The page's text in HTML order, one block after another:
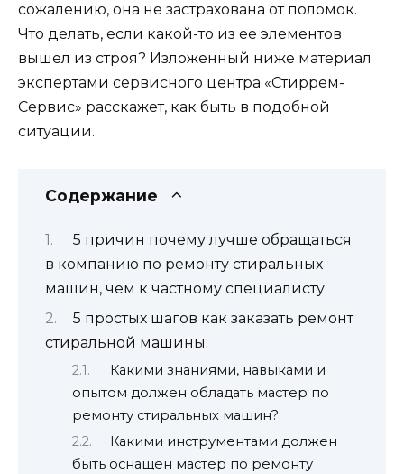
сожалению, она не застрахована от поломок.
Что делать, если какой-то из ее элементов
вышел из строя? Изложенный ниже материал
экспертами сервисного центра «Стиррем-
Сервис» расскажет, как быть в подобной
ситуации.
Содержание
5 причин почему лучше обращаться
в компанию по ремонту стиральных
машин, чем к частному специалисту
5 простых шагов как заказать ремонт
стиральной машины:
Какими знаниями, навыками и
опытом должен обладать мастер по
ремонту стиральных машин?
Какими инструментами должен
быть оснащен мастер по ремонту